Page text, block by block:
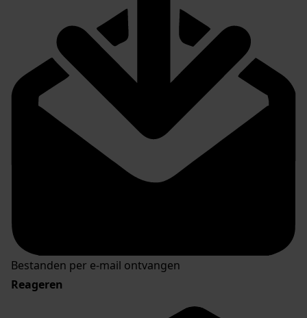
Bestanden per e-mail ontvangen
Reageren